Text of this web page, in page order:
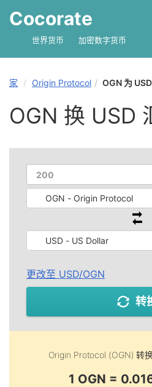
Cocorate
世界货币 加密数字货币
家 Origin Protocol OGN 为 USD
OGN 换 USD
OGN - Origin Protocol
USD - US Dollar
更改至 USD/OGN
转
Origin Protocol (OGN) 转
1 OGN =